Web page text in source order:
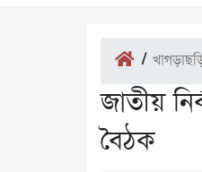
/
জাতীয়
বৈঠক